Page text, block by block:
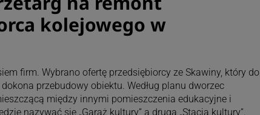
kolejowego w
firm. Wybrano ofertę przedsiębiorcy ze Skawiny, który do
przebudowy obiektu. Według planu dworzec
między innymi pomieszczenia edukacyjne i
nazywać się „Garaż kultury” a druga „Stacja kultury”.